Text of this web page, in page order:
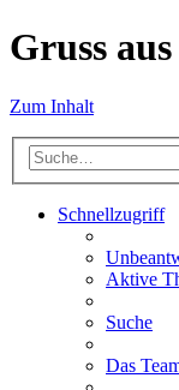
Gruss
Zum Inhalt
Schnellzugriff
Aktive
Suche
Das